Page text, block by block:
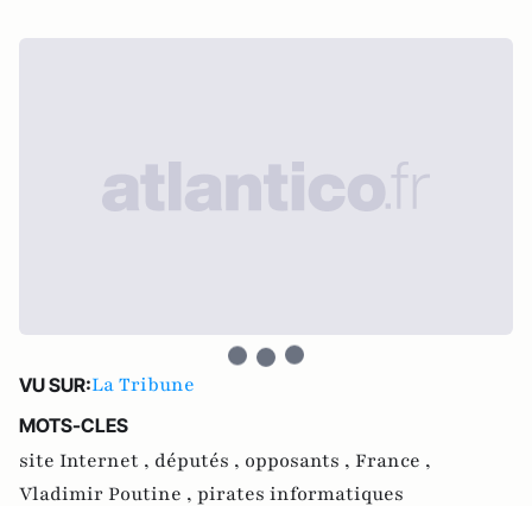
VU SUR:La Tribune
MOTS-CLES
site Internet , députés , opposants , France ,
Vladimir Poutine , pirates informatiques